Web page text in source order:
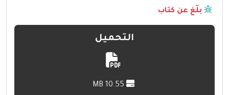
بلّغ عن كتاب
التحميل